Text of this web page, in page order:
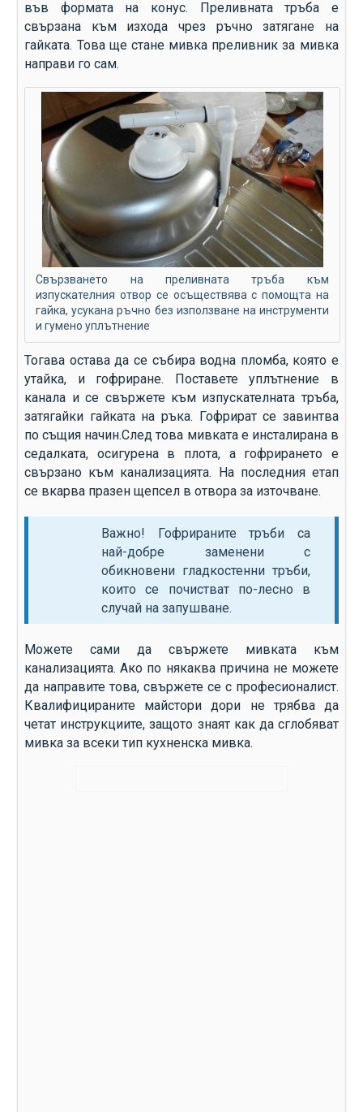
във формата на конус. Преливната тръба е
свързана към изхода чрез ръчно затягане на
гайката. Това ще стане мивка преливник за мивка
направи го сам.
Свързването на преливната тръба към
изпускателния отвор се осъществява с помощта на
гайка, усукана ръчно без използване на инструменти
и гумено уплътнение
Тогава остава да се събира водна пломба, която е
утайка, и гофриране. Поставете уплътнение в
канала и се свържете към изпускателната тръба,
затягайки гайката на ръка. Гофрират се завинтва
по същия начин.След това мивката е инсталирана в
седалката, осигурена в плота, а гофрирането е
свързано към канализацията. На последния етап
се вкарва празен щепсел в отвора за източване.
Важно! Гофрираните тръби са
най-добре заменени с
обикновени гладкостенни тръби,
които се почистват по-лесно в
случай на запушване.
Можете сами да свържете мивката към
канализацията. Ако по някаква причина не можете
да направите това, свържете се с професионалист.
Квалифицираните майстори дори не трябва да
четат инструкциите, защото знаят как да сглобяват
мивка за всеки тип кухненска мивка.